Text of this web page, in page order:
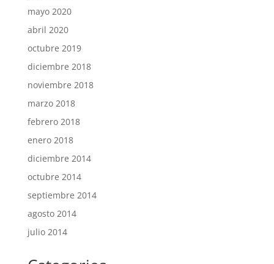
mayo 2020
abril 2020
octubre 2019
diciembre 2018
noviembre 2018
marzo 2018
febrero 2018
enero 2018
diciembre 2014
octubre 2014
septiembre 2014
agosto 2014
julio 2014